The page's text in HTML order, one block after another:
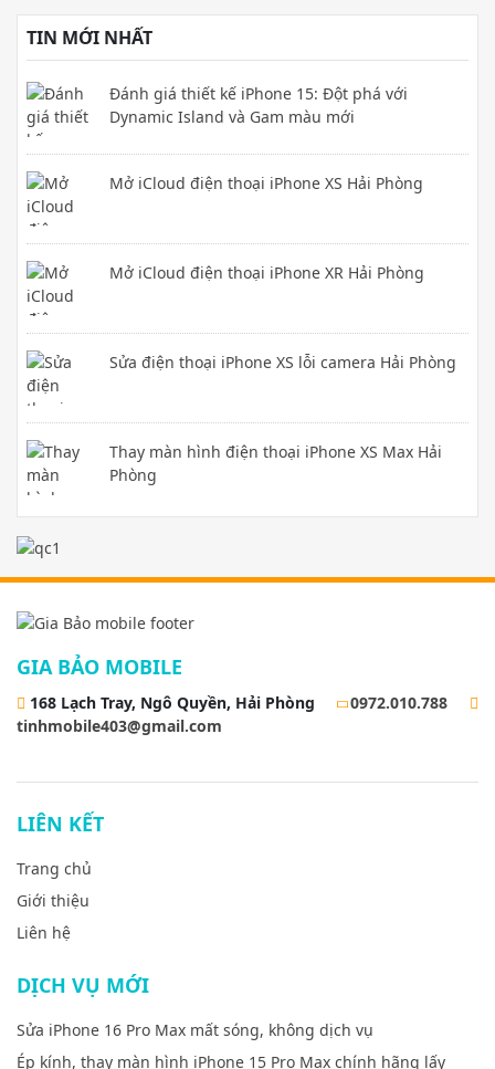
TIN MỚI NHẤT
Đánh giá thiết kế iPhone 15: Đột phá với
Dynamic Island và Gam màu mới
Mở iCloud điện thoại iPhone XS Hải Phòng
Mở iCloud điện thoại iPhone XR Hải Phòng
Sửa điện thoại iPhone XS lỗi camera Hải Phòng
Thay màn hình điện thoại iPhone XS Max Hải
Phòng
GIA BẢO MOBILE
168 Lạch Tray, Ngô Quyền, Hải Phòng
0972.010.788
tinhmobile403@gmail.com
LIÊN KẾT
Trang chủ
Giới thiệu
Liên hệ
DỊCH VỤ MỚI
Sửa iPhone 16 Pro Max mất sóng, không dịch vụ
Ép kính, thay màn hình iPhone 15 Pro Max chính hãng lấy